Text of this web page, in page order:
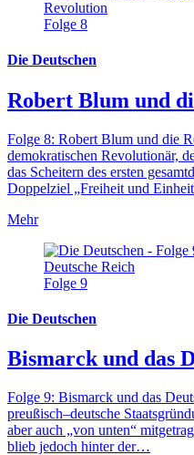
Folge 8
Die Deutschen
Robert Blum und
Folge 8: Robert Blum und die
demokratischen Revolutionär,
das Scheitern des ersten
Doppelziel „Freiheit und
Mehr
Folge 9
Die Deutschen
Bismarck und das
Folge 9: Bismarck und das
preußisch–deutsche
aber auch „von unten“
blieb jedoch hinter der…